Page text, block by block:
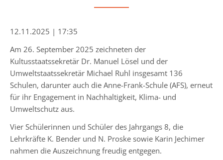
Schulleiter
Stufenleitung
Jg.
5-
6
Stufenleitung
Jg.
7-
12.11.2025 | 17:35
Am 26. September 2025 zeichneten der
Kultusstaatssekretär Dr. Manuel Lösel und der
Umweltstaatssekretär Michael Ruhl insgesamt 136
Schulen, darunter auch die Anne-Frank-Schule (AFS), erneut
für ihr Engagement in Nachhaltigkeit, Klima- und
Umweltschutz aus.
Vier Schülerinnen und Schüler des Jahrgangs 8, die
Lehrkräfte K. Bender und N. Proske sowie Karin Jechimer
nahmen die Auszeichnung freudig entgegen.